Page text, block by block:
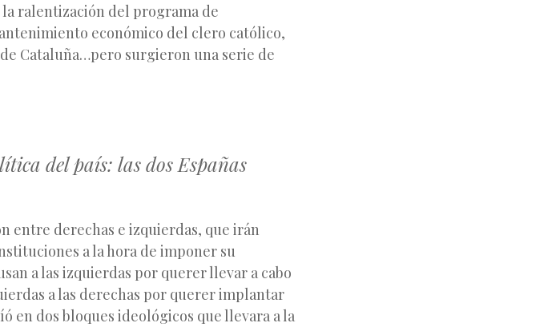
ralentización del programa de
económico del clero católico,
Cataluña…pero surgieron una serie de
del país: las dos Españas
entre derechas e izquierdas, que irán
a la hora de imponer su
a las izquierdas por querer llevar a cabo
a las derechas por querer implantar
en dos bloques ideológicos que llevara a la